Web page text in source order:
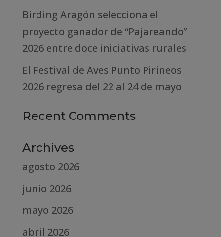
Birding Aragón selecciona el
proyecto ganador de “Pajareando”
2026 entre doce iniciativas rurales
El Festival de Aves Punto Pirineos
2026 regresa del 22 al 24 de mayo
Recent Comments
Archives
agosto 2026
junio 2026
mayo 2026
abril 2026